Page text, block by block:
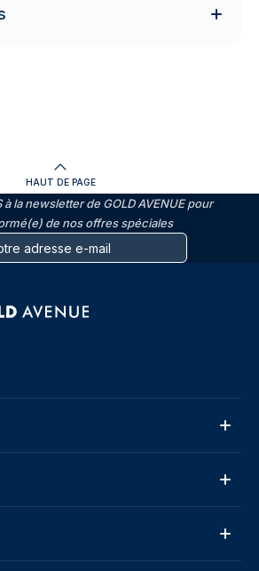
HAUT DE PAGE
à la newsletter de GOLD AVENUE pour
de nos offres spéciales